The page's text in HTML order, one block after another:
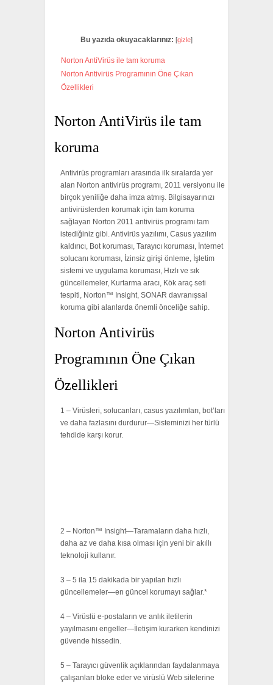
Bu yazıda okuyacaklarınız: [gizle]
Norton AntiVirüs ile tam koruma
Norton Antivirüs Programının Öne Çıkan
Özellikleri
Norton AntiVirüs ile tam
koruma
Antivirüs programları arasında ilk sıralarda yer
alan Norton antivirüs programı, 2011 versiyonu ile
birçok yeniliğe daha imza atmış. Bilgisayarınızı
antivirüslerden korumak için tam koruma
sağlayan Norton 2011 antivirüs programı tam
istediğiniz gibi. Antivirüs yazılımı, Casus yazılım
kaldırıcı, Bot koruması, Tarayıcı koruması, İnternet
solucanı koruması, İzinsiz girişi önleme, İşletim
sistemi ve uygulama koruması, Hızlı ve sık
güncellemeler, Kurtarma aracı, Kök araç seti
tespiti, Norton™ Insight, SONAR davranışsal
koruma gibi alanlarda önemli önceliğe sahip.
Norton Antivirüs
Programının Öne Çıkan
Özellikleri
1 – Virüsleri, solucanları, casus yazılımları, bot’ları
ve daha fazlasını durdurur—Sisteminizi her türlü
tehdide karşı korur.
2 – Norton™ Insight—Taramaların daha hızlı,
daha az ve daha kısa olması için yeni bir akıllı
teknoloji kullanır.
3 – 5 ila 15 dakikada bir yapılan hızlı
güncellemeler—en güncel korumayı sağlar.*
4 – Virüslü e-postaların ve anlık iletilerin
yayılmasını engeller—İletişim kurarken kendinizi
güvende hissedin.
5 – Tarayıcı güvenlik açıklarından faydalanmaya
çalışanları bloke eder ve virüslü Web sitelerine